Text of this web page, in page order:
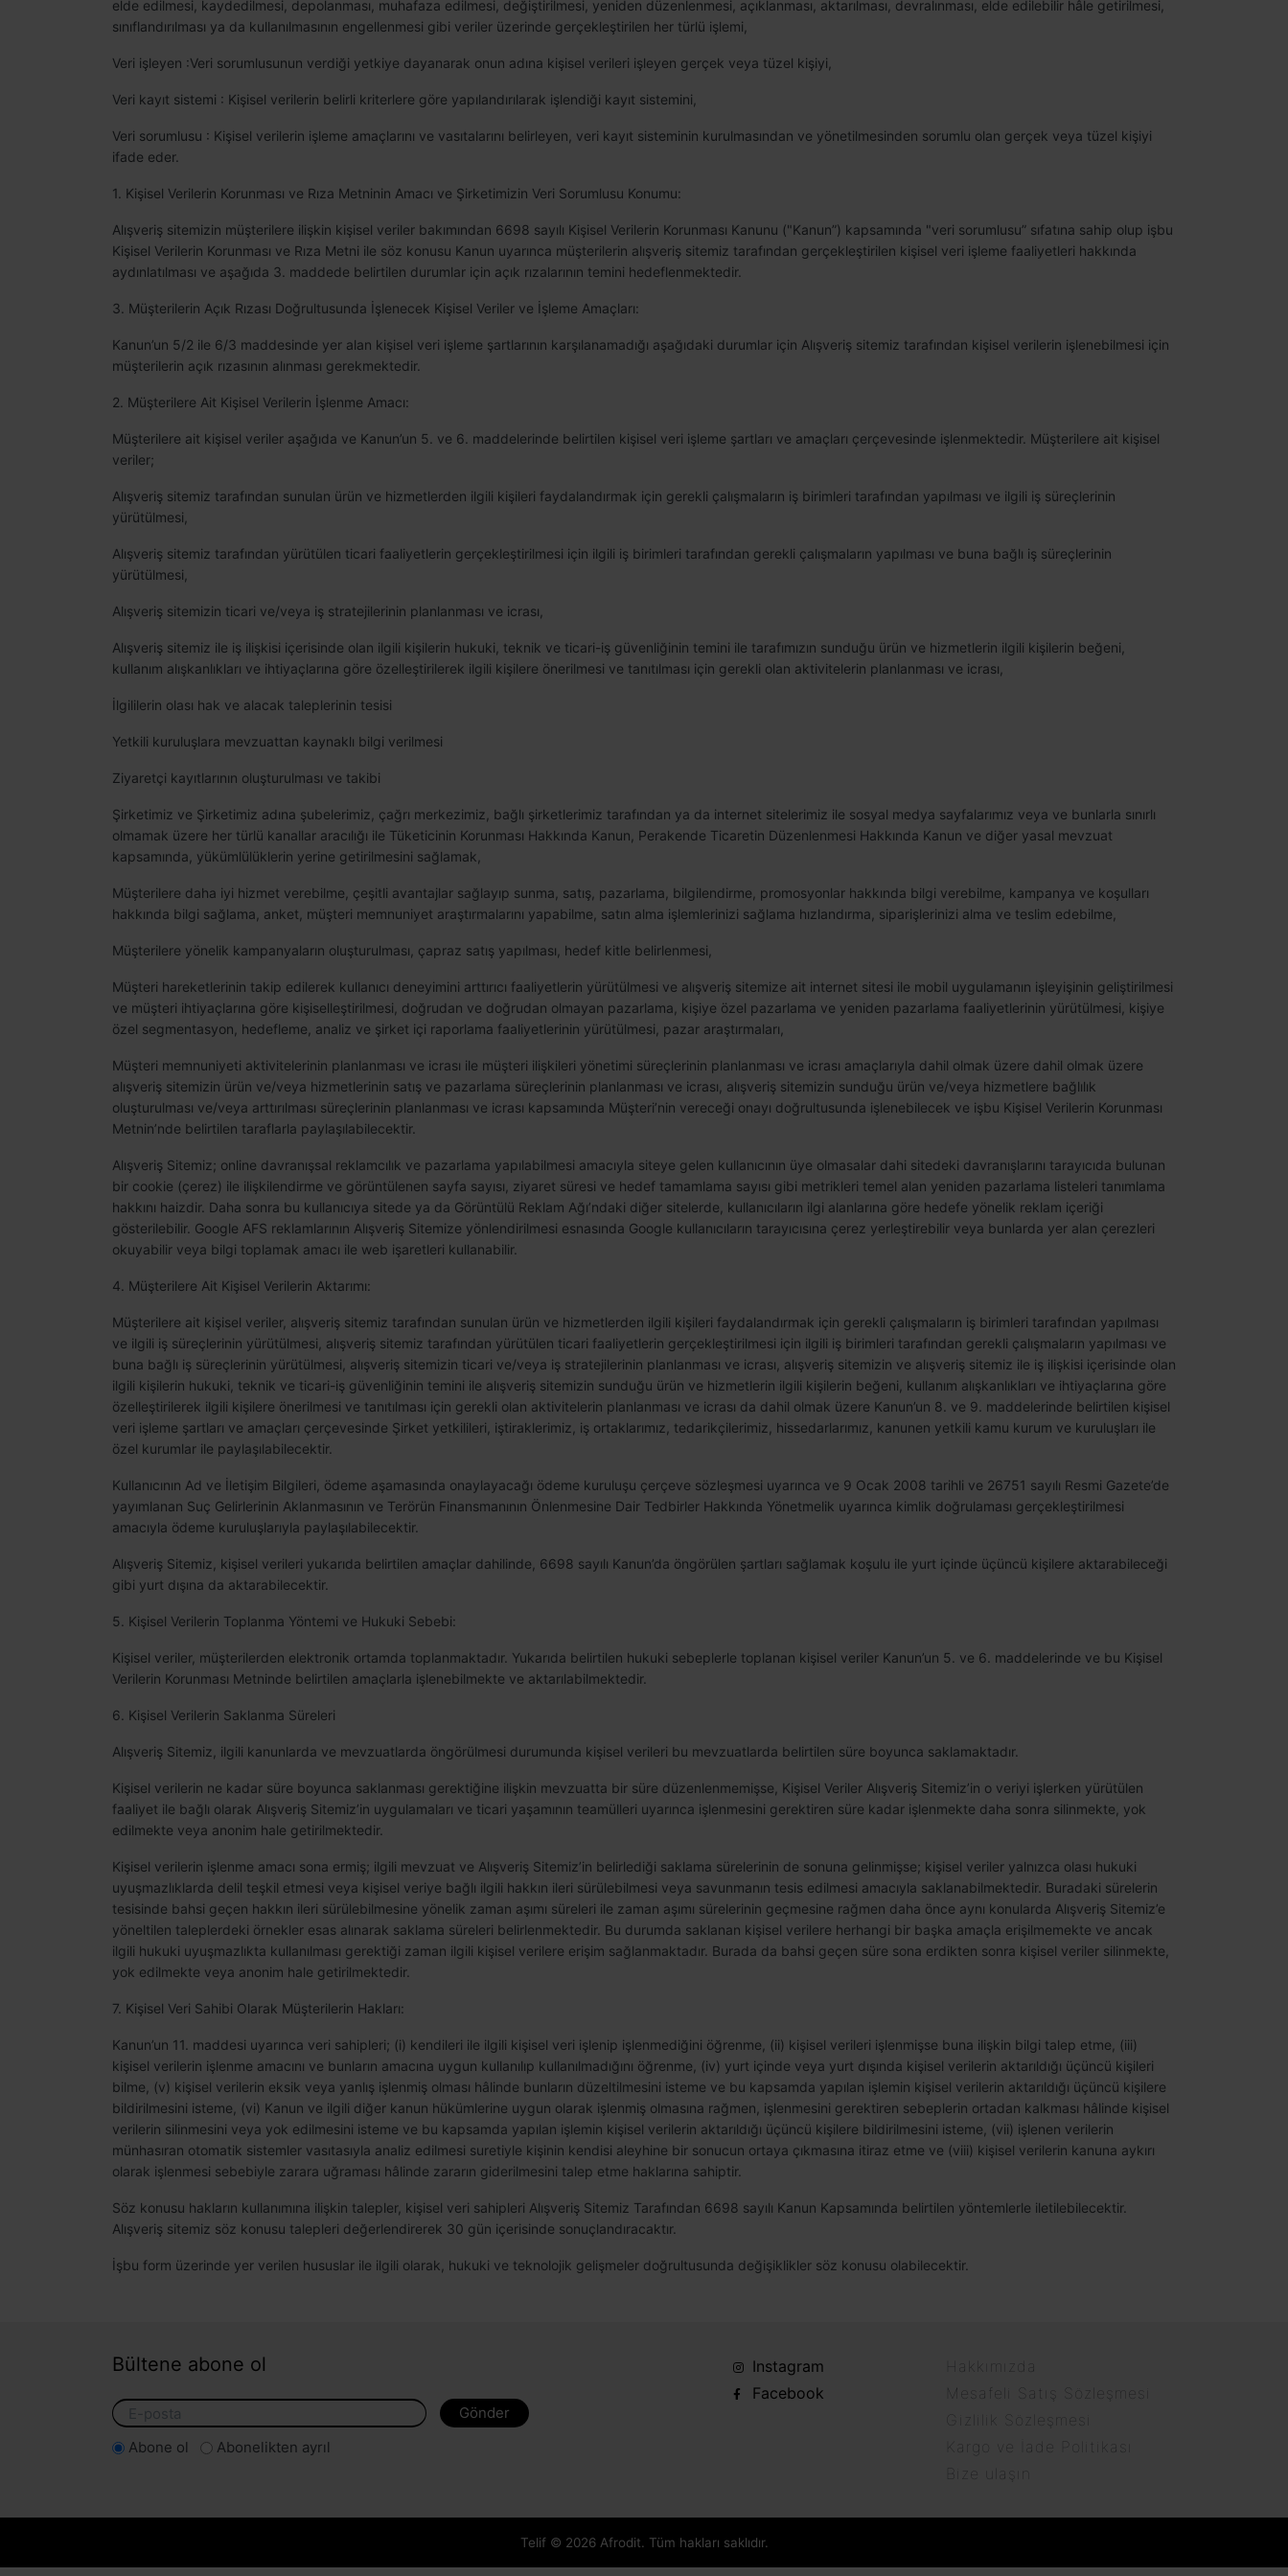
elde edilmesi, kaydedilmesi, depolanması, muhafaza edilmesi, değiştirilmesi, yeniden düzenlenmesi, açıklanması, aktarılması, devralınması, elde edilebilir hâle getirilmesi,
sınıflandırılması ya da kullanılmasının engellenmesi gibi veriler üzerinde gerçekleştirilen her türlü işlemi,
Veri işleyen :Veri sorumlusunun verdiği yetkiye dayanarak onun adına kişisel verileri işleyen gerçek veya tüzel kişiyi,
Veri kayıt sistemi : Kişisel verilerin belirli kriterlere göre yapılandırılarak işlendiği kayıt sistemini,
Veri sorumlusu : Kişisel verilerin işleme amaçlarını ve vasıtalarını belirleyen, veri kayıt sisteminin kurulmasından ve yönetilmesinden sorumlu olan gerçek veya tüzel kişiyi
ifade eder.
1. Kişisel Verilerin Korunması ve Rıza Metninin Amacı ve Şirketimizin Veri Sorumlusu Konumu:
Alışveriş sitemizin müşterilere ilişkin kişisel veriler bakımından 6698 sayılı Kişisel Verilerin Korunması Kanunu ("Kanun”) kapsamında "veri sorumlusu” sıfatına sahip olup işbu
Kişisel Verilerin Korunması ve Rıza Metni ile söz konusu Kanun uyarınca müşterilerin alışveriş sitemiz tarafından gerçekleştirilen kişisel veri işleme faaliyetleri hakkında
aydınlatılması ve aşağıda 3. maddede belirtilen durumlar için açık rızalarının temini hedeflenmektedir.
3. Müşterilerin Açık Rızası Doğrultusunda İşlenecek Kişisel Veriler ve İşleme Amaçları:
Kanun’un 5/2 ile 6/3 maddesinde yer alan kişisel veri işleme şartlarının karşılanamadığı aşağıdaki durumlar için Alışveriş sitemiz tarafından kişisel verilerin işlenebilmesi için
müşterilerin açık rızasının alınması gerekmektedir.
2. Müşterilere Ait Kişisel Verilerin İşlenme Amacı:
Müşterilere ait kişisel veriler aşağıda ve Kanun’un 5. ve 6. maddelerinde belirtilen kişisel veri işleme şartları ve amaçları çerçevesinde işlenmektedir. Müşterilere ait kişisel
veriler;
Alışveriş sitemiz tarafından sunulan ürün ve hizmetlerden ilgili kişileri faydalandırmak için gerekli çalışmaların iş birimleri tarafından yapılması ve ilgili iş süreçlerinin
yürütülmesi,
Alışveriş sitemiz tarafından yürütülen ticari faaliyetlerin gerçekleştirilmesi için ilgili iş birimleri tarafından gerekli çalışmaların yapılması ve buna bağlı iş süreçlerinin
yürütülmesi,
Alışveriş sitemizin ticari ve/veya iş stratejilerinin planlanması ve icrası,
Alışveriş sitemiz ile iş ilişkisi içerisinde olan ilgili kişilerin hukuki, teknik ve ticari-iş güvenliğinin temini ile tarafımızın sunduğu ürün ve hizmetlerin ilgili kişilerin beğeni,
kullanım alışkanlıkları ve ihtiyaçlarına göre özelleştirilerek ilgili kişilere önerilmesi ve tanıtılması için gerekli olan aktivitelerin planlanması ve icrası,
İlgililerin olası hak ve alacak taleplerinin tesisi
Yetkili kuruluşlara mevzuattan kaynaklı bilgi verilmesi
Ziyaretçi kayıtlarının oluşturulması ve takibi
Şirketimiz ve Şirketimiz adına şubelerimiz, çağrı merkezimiz, bağlı şirketlerimiz tarafından ya da internet sitelerimiz ile sosyal medya sayfalarımız veya ve bunlarla sınırlı
olmamak üzere her türlü kanallar aracılığı ile Tüketicinin Korunması Hakkında Kanun, Perakende Ticaretin Düzenlenmesi Hakkında Kanun ve diğer yasal mevzuat
kapsamında, yükümlülüklerin yerine getirilmesini sağlamak,
Müşterilere daha iyi hizmet verebilme, çeşitli avantajlar sağlayıp sunma, satış, pazarlama, bilgilendirme, promosyonlar hakkında bilgi verebilme, kampanya ve koşulları
hakkında bilgi sağlama, anket, müşteri memnuniyet araştırmalarını yapabilme, satın alma işlemlerinizi sağlama hızlandırma, siparişlerinizi alma ve teslim edebilme,
Müşterilere yönelik kampanyaların oluşturulması, çapraz satış yapılması, hedef kitle belirlenmesi,
Müşteri hareketlerinin takip edilerek kullanıcı deneyimini arttırıcı faaliyetlerin yürütülmesi ve alışveriş sitemize ait internet sitesi ile mobil uygulamanın işleyişinin geliştirilmesi
ve müşteri ihtiyaçlarına göre kişiselleştirilmesi, doğrudan ve doğrudan olmayan pazarlama, kişiye özel pazarlama ve yeniden pazarlama faaliyetlerinin yürütülmesi, kişiye
özel segmentasyon, hedefleme, analiz ve şirket içi raporlama faaliyetlerinin yürütülmesi, pazar araştırmaları,
Müşteri memnuniyeti aktivitelerinin planlanması ve icrası ile müşteri ilişkileri yönetimi süreçlerinin planlanması ve icrası amaçlarıyla dahil olmak üzere dahil olmak üzere
alışveriş sitemizin ürün ve/veya hizmetlerinin satış ve pazarlama süreçlerinin planlanması ve icrası, alışveriş sitemizin sunduğu ürün ve/veya hizmetlere bağlılık
oluşturulması ve/veya arttırılması süreçlerinin planlanması ve icrası kapsamında Müşteri’nin vereceği onayı doğrultusunda işlenebilecek ve işbu Kişisel Verilerin Korunması
Metnin’nde belirtilen taraflarla paylaşılabilecektir.
Alışveriş Sitemiz; online davranışsal reklamcılık ve pazarlama yapılabilmesi amacıyla siteye gelen kullanıcının üye olmasalar dahi sitedeki davranışlarını tarayıcıda bulunan
bir cookie (çerez) ile ilişkilendirme ve görüntülenen sayfa sayısı, ziyaret süresi ve hedef tamamlama sayısı gibi metrikleri temel alan yeniden pazarlama listeleri tanımlama
hakkını haizdir. Daha sonra bu kullanıcıya sitede ya da Görüntülü Reklam Ağı’ndaki diğer sitelerde, kullanıcıların ilgi alanlarına göre hedefe yönelik reklam içeriği
gösterilebilir. Google AFS reklamlarının Alışveriş Sitemize yönlendirilmesi esnasında Google kullanıcıların tarayıcısına çerez yerleştirebilir veya bunlarda yer alan çerezleri
okuyabilir veya bilgi toplamak amacı ile web işaretleri kullanabilir.
4. Müşterilere Ait Kişisel Verilerin Aktarımı:
Müşterilere ait kişisel veriler, alışveriş sitemiz tarafından sunulan ürün ve hizmetlerden ilgili kişileri faydalandırmak için gerekli çalışmaların iş birimleri tarafından yapılması
ve ilgili iş süreçlerinin yürütülmesi, alışveriş sitemiz tarafından yürütülen ticari faaliyetlerin gerçekleştirilmesi için ilgili iş birimleri tarafından gerekli çalışmaların yapılması ve
buna bağlı iş süreçlerinin yürütülmesi, alışveriş sitemizin ticari ve/veya iş stratejilerinin planlanması ve icrası, alışveriş sitemizin ve alışveriş sitemiz ile iş ilişkisi içerisinde olan
ilgili kişilerin hukuki, teknik ve ticari-iş güvenliğinin temini ile alışveriş sitemizin sunduğu ürün ve hizmetlerin ilgili kişilerin beğeni, kullanım alışkanlıkları ve ihtiyaçlarına göre
özelleştirilerek ilgili kişilere önerilmesi ve tanıtılması için gerekli olan aktivitelerin planlanması ve icrası da dahil olmak üzere Kanun’un 8. ve 9. maddelerinde belirtilen kişisel
veri işleme şartları ve amaçları çerçevesinde Şirket yetkilileri, iştiraklerimiz, iş ortaklarımız, tedarikçilerimiz, hissedarlarımız, kanunen yetkili kamu kurum ve kuruluşları ile
özel kurumlar ile paylaşılabilecektir.
Kullanıcının Ad ve İletişim Bilgileri, ödeme aşamasında onaylayacağı ödeme kuruluşu çerçeve sözleşmesi uyarınca ve 9 Ocak 2008 tarihli ve 26751 sayılı Resmi Gazete’de
yayımlanan Suç Gelirlerinin Aklanmasının ve Terörün Finansmanının Önlenmesine Dair Tedbirler Hakkında Yönetmelik uyarınca kimlik doğrulaması gerçekleştirilmesi
amacıyla ödeme kuruluşlarıyla paylaşılabilecektir.
Alışveriş Sitemiz, kişisel verileri yukarıda belirtilen amaçlar dahilinde, 6698 sayılı Kanun’da öngörülen şartları sağlamak koşulu ile yurt içinde üçüncü kişilere aktarabileceği
gibi yurt dışına da aktarabilecektir.
5. Kişisel Verilerin Toplanma Yöntemi ve Hukuki Sebebi:
Kişisel veriler, müşterilerden elektronik ortamda toplanmaktadır. Yukarıda belirtilen hukuki sebeplerle toplanan kişisel veriler Kanun’un 5. ve 6. maddelerinde ve bu Kişisel
Verilerin Korunması Metninde belirtilen amaçlarla işlenebilmekte ve aktarılabilmektedir.
6. Kişisel Verilerin Saklanma Süreleri
Alışveriş Sitemiz, ilgili kanunlarda ve mevzuatlarda öngörülmesi durumunda kişisel verileri bu mevzuatlarda belirtilen süre boyunca saklamaktadır.
Kişisel verilerin ne kadar süre boyunca saklanması gerektiğine ilişkin mevzuatta bir süre düzenlenmemişse, Kişisel Veriler Alışveriş Sitemiz’in o veriyi işlerken yürütülen
faaliyet ile bağlı olarak Alışveriş Sitemiz’in uygulamaları ve ticari yaşamının teamülleri uyarınca işlenmesini gerektiren süre kadar işlenmekte daha sonra silinmekte, yok
edilmekte veya anonim hale getirilmektedir.
Kişisel verilerin işlenme amacı sona ermiş; ilgili mevzuat ve Alışveriş Sitemiz’in belirlediği saklama sürelerinin de sonuna gelinmişse; kişisel veriler yalnızca olası hukuki
uyuşmazlıklarda delil teşkil etmesi veya kişisel veriye bağlı ilgili hakkın ileri sürülebilmesi veya savunmanın tesis edilmesi amacıyla saklanabilmektedir. Buradaki sürelerin
tesisinde bahsi geçen hakkın ileri sürülebilmesine yönelik zaman aşımı süreleri ile zaman aşımı sürelerinin geçmesine rağmen daha önce aynı konularda Alışveriş Sitemiz’e
yöneltilen taleplerdeki örnekler esas alınarak saklama süreleri belirlenmektedir. Bu durumda saklanan kişisel verilere herhangi bir başka amaçla erişilmemekte ve ancak
ilgili hukuki uyuşmazlıkta kullanılması gerektiği zaman ilgili kişisel verilere erişim sağlanmaktadır. Burada da bahsi geçen süre sona erdikten sonra kişisel veriler silinmekte,
yok edilmekte veya anonim hale getirilmektedir.
7. Kişisel Veri Sahibi Olarak Müşterilerin Hakları:
Kanun’un 11. maddesi uyarınca veri sahipleri; (i) kendileri ile ilgili kişisel veri işlenip işlenmediğini öğrenme, (ii) kişisel verileri işlenmişse buna ilişkin bilgi talep etme, (iii)
kişisel verilerin işlenme amacını ve bunların amacına uygun kullanılıp kullanılmadığını öğrenme, (iv) yurt içinde veya yurt dışında kişisel verilerin aktarıldığı üçüncü kişileri
bilme, (v) kişisel verilerin eksik veya yanlış işlenmiş olması hâlinde bunların düzeltilmesini isteme ve bu kapsamda yapılan işlemin kişisel verilerin aktarıldığı üçüncü kişilere
bildirilmesini isteme, (vi) Kanun ve ilgili diğer kanun hükümlerine uygun olarak işlenmiş olmasına rağmen, işlenmesini gerektiren sebeplerin ortadan kalkması hâlinde kişisel
verilerin silinmesini veya yok edilmesini isteme ve bu kapsamda yapılan işlemin kişisel verilerin aktarıldığı üçüncü kişilere bildirilmesini isteme, (vii) işlenen verilerin
münhasıran otomatik sistemler vasıtasıyla analiz edilmesi suretiyle kişinin kendisi aleyhine bir sonucun ortaya çıkmasına itiraz etme ve (viii) kişisel verilerin kanuna aykırı
olarak işlenmesi sebebiyle zarara uğraması hâlinde zararın giderilmesini talep etme haklarına sahiptir.
Söz konusu hakların kullanımına ilişkin talepler, kişisel veri sahipleri Alışveriş Sitemiz Tarafından 6698 sayılı Kanun Kapsamında belirtilen yöntemlerle iletilebilecektir.
Alışveriş sitemiz söz konusu talepleri değerlendirerek 30 gün içerisinde sonuçlandıracaktır.
İşbu form üzerinde yer verilen hususlar ile ilgili olarak, hukuki ve teknolojik gelişmeler doğrultusunda değişiklikler söz konusu olabilecektir.
Bültene abone ol
Gönder
Abone ol
Abonelikten ayrıl
Instagram
Facebook
Hakkımızda
Mesafeli Satış Sözleşmesi
Gizlilik Sözleşmesi
Kargo ve İade Politikası
Bize ulaşın
Telif © 2026 Afrodit. Tüm hakları saklıdır.